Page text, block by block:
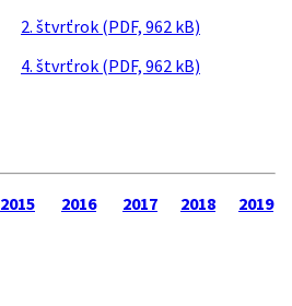
2. štvrťrok (PDF, 962 kB)
4. štvrťrok (PDF, 962 kB)
2015 2016 2017 2018
2019